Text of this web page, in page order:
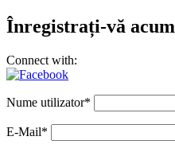
Înregistrați-vă acum
Connect with:
Nume utilizator*
E-Mail*